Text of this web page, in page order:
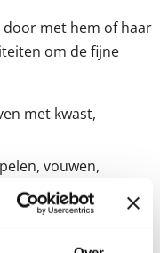
door met hem of haar
om de fijne
met kwast,
vouwen,